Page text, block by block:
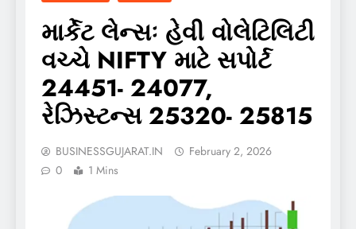
માર્કેટ લેન્સઃ હેવી વોલેટિલિટી
વચ્ચે NIFTY માટે સપોર્ટ
24451- 24077,
રેઝિસ્ટન્સ 25320- 25815
BUSINESSGUJARAT.IN
February 2, 2026
0
1 Mins